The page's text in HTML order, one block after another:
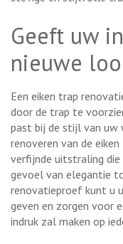
Geeft uw
nieuwe
Een eiken trap
door de trap te
past bij de stijl van uw
renoveren van de
verfijnde uitstraling
gevoel van elegantie
renovatieproef kunt u
geven en zorgen voor
indruk zal maken op